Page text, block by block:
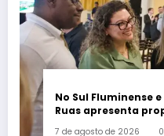
No Sul Fluminense
Ruas apresenta
7 de agosto de 2026